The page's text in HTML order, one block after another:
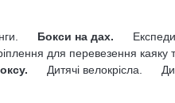
Бокси на дах.
для перевезення каяку
Дитячі велокрісла.